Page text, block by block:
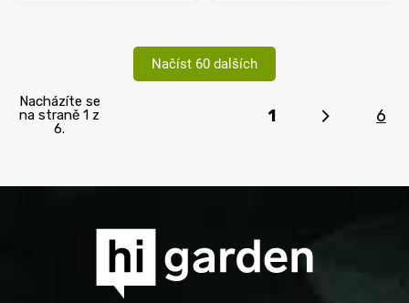
Načíst 60 dalších
Nacházíte se
na straně 1 z
6.
1 6